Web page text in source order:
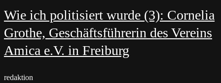
Wie ich politisiert wurde (3): Cornelia
Grothe, Geschäftsführerin des Vereins
Amica e.V. in Freiburg
redaktion